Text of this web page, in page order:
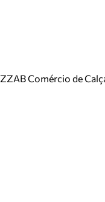
ZZAB Comércio de